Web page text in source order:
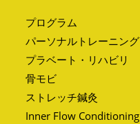
プログラム
パーソナルトレーニング
プラベート・リハビリ
骨モビ
ストレッチ鍼灸
Inner Flow Conditioning